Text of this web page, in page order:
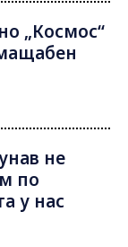
„Космос“
не
по
у нас